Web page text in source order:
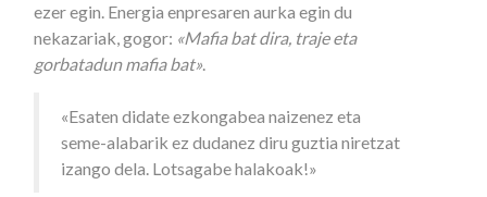
ezer egin. Energia enpresaren aurka egin du
nekazariak, gogor: «Mafia bat dira, traje eta
gorbatadun mafia bat».
«Esaten didate ezkongabea naizenez eta
seme-alabarik ez dudanez diru guztia niretzat
izango dela. Lotsagabe halakoak!»